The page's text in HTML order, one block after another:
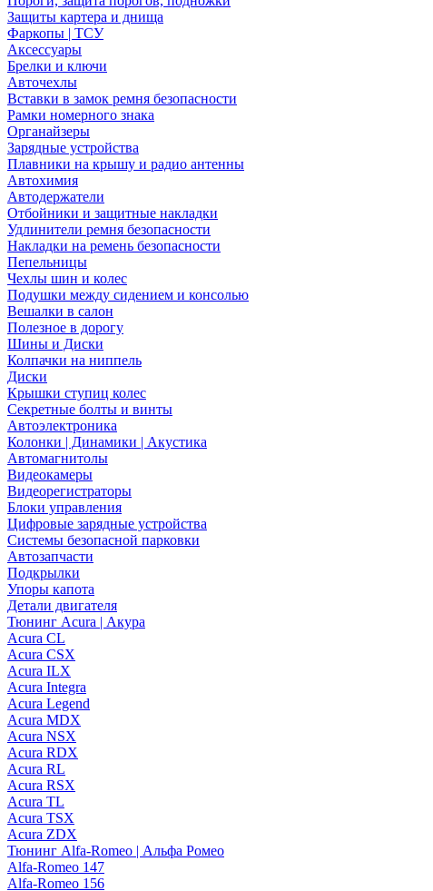
Защиты картера и днища
Фаркопы | ТСУ
Аксессуары
Брелки и ключи
Авточехлы
Вставки в замок ремня безопасности
Рамки номерного знака
Органайзеры
Зарядные устройства
Плавники на крышу и радио антенны
Автохимия
Автодержатели
Отбойники и защитные накладки
Удлинители ремня безопасности
Накладки на ремень безопасности
Пепельницы
Чехлы шин и колес
Подушки между сидением и консолью
Вешалки в салон
Полезное в дорогу
Шины и Диски
Колпачки на ниппель
Диски
Крышки ступиц колес
Секретные болты и винты
Автоэлектроника
Колонки | Динамики | Акустика
Автомагнитолы
Видеокамеры
Видеорегистраторы
Блоки управления
Цифровые зарядные устройства
Системы безопасной парковки
Автозапчасти
Подкрылки
Упоры капота
Детали двигателя
Тюнинг Acura | Акура
Acura CL
Acura CSX
Acura ILX
Acura Integra
Acura Legend
Acura MDX
Acura NSX
Acura RDX
Acura RL
Acura RSX
Acura TL
Acura TSX
Acura ZDX
Тюнинг Alfa-Romeo | Альфа Ромео
Alfa-Romeo 147
Alfa-Romeo 156